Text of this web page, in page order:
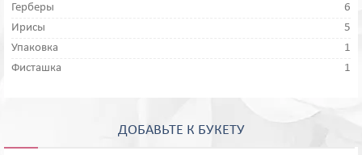
Герберы
6
Ирисы
5
Упаковка
1
Фисташка
1
ДОБАВЬТЕ К БУКЕТУ